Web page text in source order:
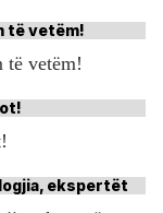
vetëm!